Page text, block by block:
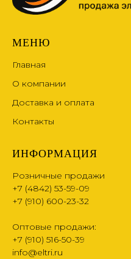
МЕНЮ
Главная
О компании
Доставка и оплата
Контакты
ИНФОРМАЦИЯ
Розничные продажи
+7 (4842) 53-59-09
+7 (910) 600-23-32
Оптовые продажи:
+7 (910) 516-50-39
info@eltri.ru